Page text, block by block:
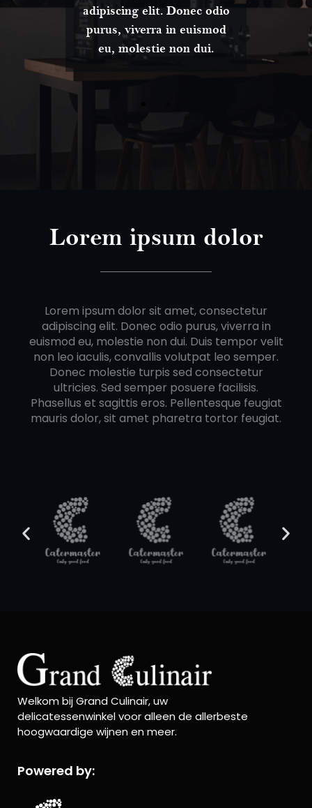
adipiscing elit. Donec odio
purus, viverra in euismod
eu, molestie non dui.
Lorem ipsum dolor
Lorem ipsum dolor sit amet, consectetur
adipiscing elit. Donec odio purus, viverra in
euismod eu, molestie non dui. Duis tempor velit
non leo iaculis, convallis volutpat leo semper.
Donec molestie turpis sed consectetur
ultricies. Sed semper posuere facilisis.
Phasellus et sagittis eros. Pellentesque feugiat
mauris dolor, sit amet pharetra tortor feugiat.
Welkom bij Grand Culinair, uw
delicatessenwinkel voor alleen de allerbeste
hoogwaardige wijnen en meer.
Powered by: